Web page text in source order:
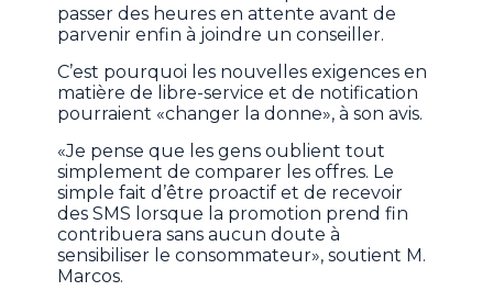
passer des heures en attente avant de
parvenir enfin à joindre un conseiller.
C’est pourquoi les nouvelles exigences en
matière de libre-service et de notification
pourraient «changer la donne», à son avis.
«Je pense que les gens oublient tout
simplement de comparer les offres. Le
simple fait d’être proactif et de recevoir
des SMS lorsque la promotion prend fin
contribuera sans aucun doute à
sensibiliser le consommateur», soutient M.
Marcos.